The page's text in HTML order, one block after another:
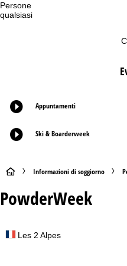
Persone
qualsiasi
Appuntamenti
Ski & Boarderweek
H
o
Informazioni di soggiorno
PowderWeek
Destinazione
Les 2 Alpes